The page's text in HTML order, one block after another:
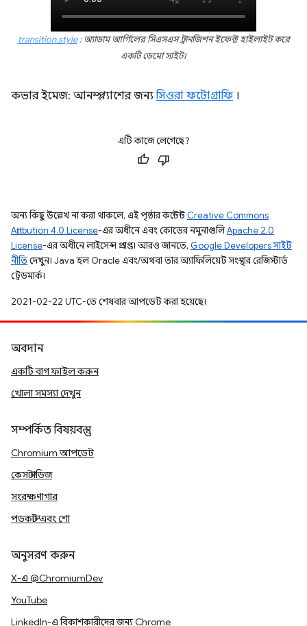
transition.style: অ্যাডাম আর্গিলের সিএসএস ট্রানজিশন ইফেক্ট হাইলাইট করে
একটি ডেমো সাইট।
কভার ইমেজ: আনস্প্ল্যাশের জন্যসিওরা ফটোগ্রাফি ।
এটি কাজে লেগেছে?
অন্য কিছু উল্লেখ না করা থাকলে, এই পৃষ্ঠার কন্টেন্ট Creative Commons
Attribution 4.0 License-এর অধীনে এবং কোডের নমুনাগুলিApache 2.0
License-এর অধীনে লাইসেন্স প্রাপ্ত। আরও জানতে, Google Developers সাইট
নীতিদেখুন। Java হল Oracle এবং/অথবা তার অ্যাফিলিয়েট সংস্থার রেজিস্টার্ড
ট্রেডমার্ক।
2021-02-22 UTC-তে শেষবার আপডেট করা হয়েছে।
অবদান
একটি বাগ ফাইল করুন
খোলা সমস্যা দেখুন
সম্পর্কিত বিষয়বস্তু
Chromium আপডেট
কেস স্টাডিজ
সংরক্ষণাগার
পডকাস্ট এবং শো
অনুসরণ করুন
X-এ @ChromiumDev
YouTube
LinkedIn-এ বিকাশকারীদের জন্য Chrome